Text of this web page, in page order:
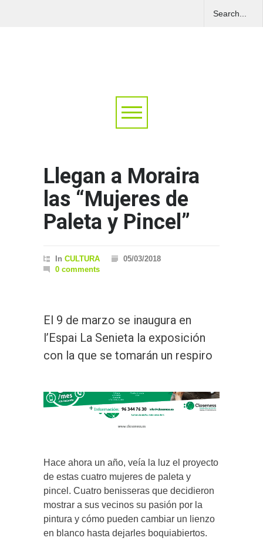
Llegan a Moraira
las “Mujeres de
Paleta y Pincel”
In CULTURA
05/03/2018
0 comments
El 9 de marzo se inaugura en
l’Espai La Senieta la exposición
con la que se tomarán un respiro
Hace ahora un año, veía la luz el proyecto
de estas cuatro mujeres de paleta y
pincel. Cuatro benisseras que decidieron
mostrar a sus vecinos su pasión por la
pintura y cómo pueden cambiar un lienzo
en blanco hasta dejarles boquiabiertos.